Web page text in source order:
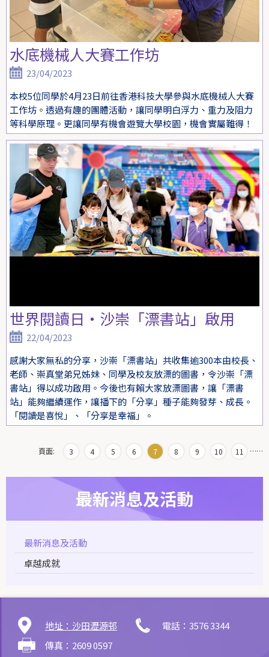
水底機械人大賽工作坊
23/04/2023
本校5位同學於4月23日前往香港科技大學參與水底機械人大賽
工作坊。透過有趣的團體活動，讓同學明白浮力、重力及阻力
等科學原理。更讓同學有機會遊覽大學校園，機會實屬難得！
世界閱讀日・沙崇「漂書站」啟用
22/04/2023
感謝大家無私的分享，沙崇「漂書站」共收集逾300本由校長、
老師、崇真堂弟兄姊妹、同學及校友放漂的圖書，令沙崇「漂
書站」得以成功啟用。今後也有賴大家放漂圖書，讓「漂書
站」能夠繼續運作，讓播下的「分享」種子能夠發芽、成長。
「閱讀是喜悅」、「分享是幸褔」。
頁面: …
3 4 5 6 7 8 9 10 11 …
最新消息及活動
最新消息及活動
卓越成就
地址：沙田瀝源邨
電話：3576 3344
傳真：2609 0597